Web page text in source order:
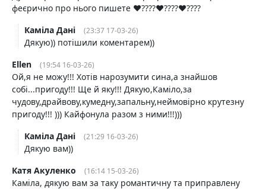
феєрично про нього пишете ❤️‍????❤️‍????❤️‍????
Каміла Дані
(23:37 17-03-26)
Дякую)) потішили коментарем))
Ellen
(19:54 16-03-26)
Ой,я не можу!!! Хотів нарозумити сина,а знайшов
собі...пригоду!!! Ще й яку!!! Дякую,Каміло,за
чудову,драйвову,кумедну,запальну,неймовірно крутезну
пригоду!!! ))) Кайфонула разом з ними!!!)))
Каміла Дані
(21:29 16-03-26)
Дякую вам))
Катя Акуленко
(16:14 15-03-26)
Каміла, дякую вам за таку романтичну та приправлену